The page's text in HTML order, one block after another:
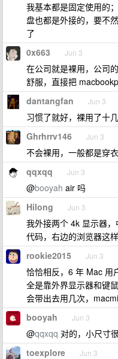
我基本都是固定使用的
盘也都是外接的，要不
了
0x663 Jun 3
在公司就是裸用，公司
舒服，直接把
dantangfan Jun 3
习惯了就好，裸用了十
Ghrhrrv146 Jun 3
不会裸用，一般都是穿
qqxqq Jun 3
@booyah air 吗
Hilong Jun 3
我外接两个 4k 显示器
代码，右边的浏览器这
rookie2015 Jun 3
恰恰相反，6 年 Mac 用
全是靠外界显示器和键
会带出去用几次，
booyah Jun 3
@qqxqq 对的，小尺寸
toexplore Jun 3